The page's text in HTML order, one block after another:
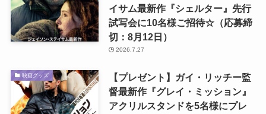
イサム最新作『シェルター』先行
試写会に10名様ご招待☆（応募締
切：8月12日）
2026.7.27
映画グッズ
【プレゼント】ガイ・リッチー監
督最新作『グレイ・ミッション』
アクリルスタンドを5名様にプレ